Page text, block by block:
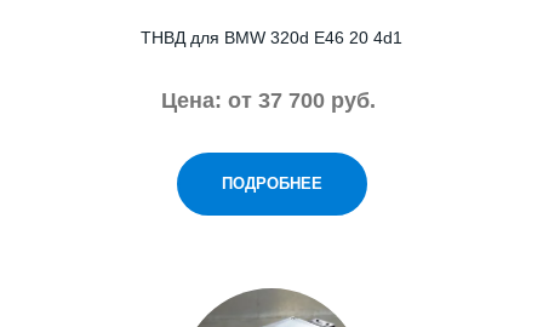
ТНВД для BMW 320d E46 20 4d1
Цена: от 37 700 руб.
ПОДРОБНЕЕ